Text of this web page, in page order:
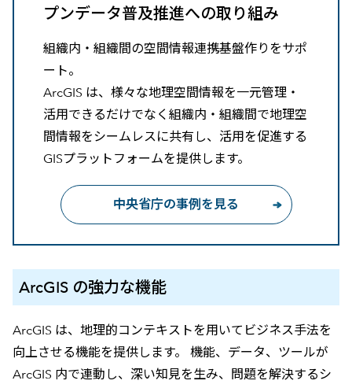
プンデータ普及推進への取り組み
組織内・組織間の空間情報連携基盤作りをサポ
ート。
ArcGIS は、様々な地理空間情報を一元管理・
活用できるだけでなく組織内・組織間で地理空
間情報をシームレスに共有し、活用を促進する
GISプラットフォームを提供します。
中央省庁の事例を見る
ArcGIS の強力な機能
ArcGIS は、地理的コンテキストを用いてビジネス手法を
向上させる機能を提供します。 機能、データ、ツールが
ArcGIS 内で連動し、深い知見を生み、問題を解決するシ